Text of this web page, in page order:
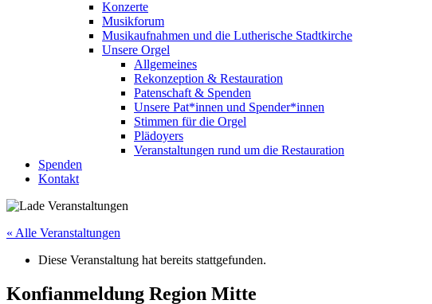
Konzerte
Musikforum
Musikaufnahmen und die Lutherische Stadtkirche
Unsere Orgel
Allgemeines
Rekonzeption & Restauration
Patenschaft & Spenden
Unsere Pat*innen und Spender*innen
Stimmen für die Orgel
Plädoyers
Veranstaltungen rund um die Restauration
Spenden
Kontakt
« Alle Veranstaltungen
Diese Veranstaltung hat bereits stattgefunden.
Konfianmeldung Region Mitte